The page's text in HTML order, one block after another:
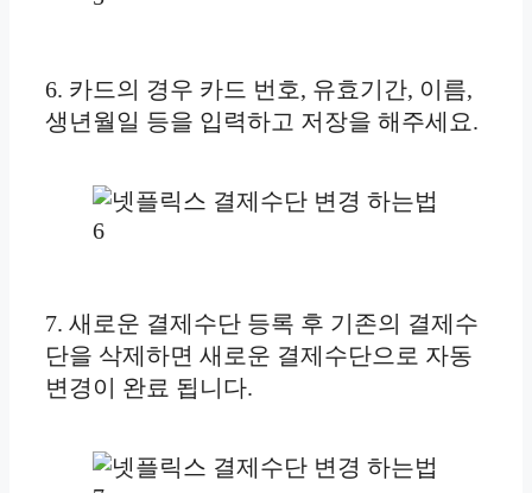
6. 카드의 경우 카드 번호, 유효기간, 이름,
생년월일 등을 입력하고 저장을 해주세요.
7. 새로운 결제수단 등록 후 기존의 결제수
단을 삭제하면 새로운 결제수단으로 자동
변경이 완료 됩니다.